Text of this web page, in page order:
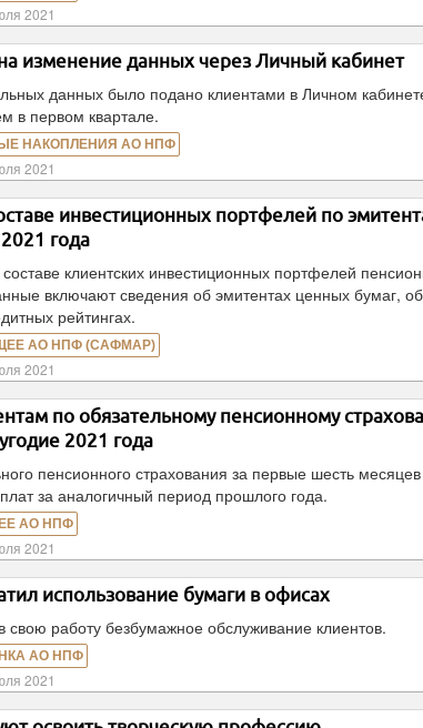
2021
изменение данных через Личный кабинет
данных было подано клиентами в Личном
в первом квартале.
НАКОПЛЕНИЯ АО НПФ
2021
инвестиционных портфелей по
года
клиентских инвестиционных портфелей
включают сведения об эмитентах ценных бумаг,
рейтингах.
АО НПФ (САФМАР)
2021
по обязательному пенсионному
2021 года
пенсионного страхования за первые шесть месяцев
за аналогичный период прошлого года.
АО НПФ
2021
использование бумаги в офисах
работу безбумажное обслуживание клиентов.
АО НПФ
2021